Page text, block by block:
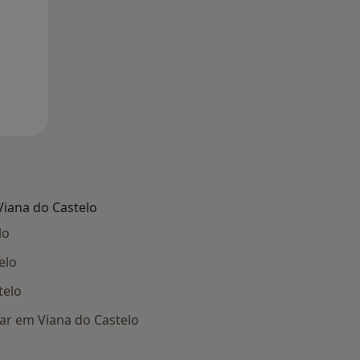
do Castelo
em Viana do Castelo